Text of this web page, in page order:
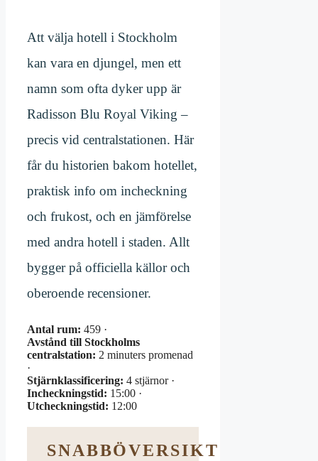
Att välja hotell i Stockholm
kan vara en djungel, men ett
namn som ofta dyker upp är
Radisson Blu Royal Viking –
precis vid centralstationen. Här
får du historien bakom hotellet,
praktisk info om incheckning
och frukost, och en jämförelse
med andra hotell i staden. Allt
bygger på officiella källor och
oberoende recensioner.
Antal rum: 459 ·
Avstånd till Stockholms
centralstation: 2 minuters promenad
·
Stjärnklassificering: 4 stjärnor ·
Incheckningstid: 15:00 ·
Utcheckningstid: 12:00
SNABBÖVERSIKT